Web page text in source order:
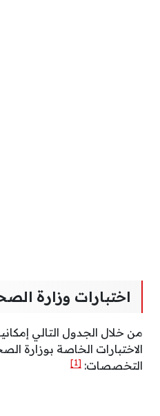
اختبارات وزارة
من خلال الجدول التالي
الاختبارات الخاصة بوزارة
التخصصات: [1]